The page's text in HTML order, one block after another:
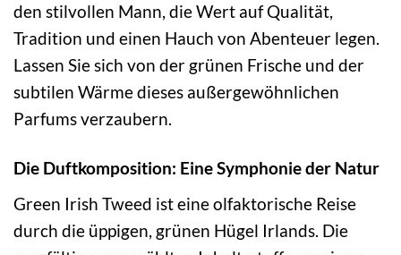
den stilvollen Mann, die Wert auf Qualität,
Tradition und einen Hauch von Abenteuer legen.
Lassen Sie sich von der grünen Frische und der
subtilen Wärme dieses außergewöhnlichen
Parfums verzaubern.
Die Duftkomposition: Eine Symphonie der Natur
Green Irish Tweed ist eine olfaktorische Reise
durch die üppigen, grünen Hügel Irlands. Die